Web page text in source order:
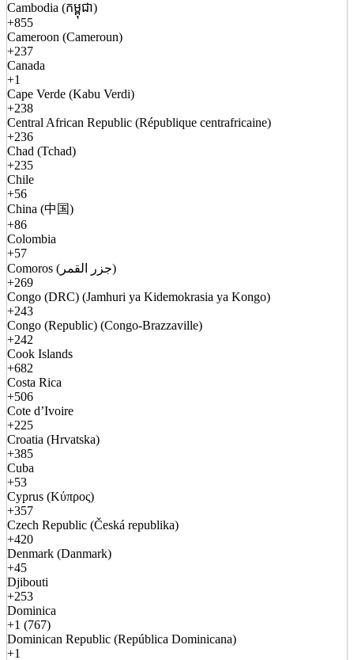
Cambodia (កម្ពុជា)
+855
Cameroon (Cameroun)
+237
Canada
+1
Cape Verde (Kabu Verdi)
+238
Central African Republic (République centrafricaine)
+236
Chad (Tchad)
+235
Chile
+56
China (中国)
+86
Colombia
+57
Comoros (جزر القمر)
+269
Congo (DRC) (Jamhuri ya Kidemokrasia ya Kongo)
+243
Congo (Republic) (Congo-Brazzaville)
+242
Cook Islands
+682
Costa Rica
+506
Cote d’Ivoire
+225
Croatia (Hrvatska)
+385
Cuba
+53
Cyprus (Κύπρος)
+357
Czech Republic (Česká republika)
+420
Denmark (Danmark)
+45
Djibouti
+253
Dominica
+1 (767)
Dominican Republic (República Dominicana)
+1